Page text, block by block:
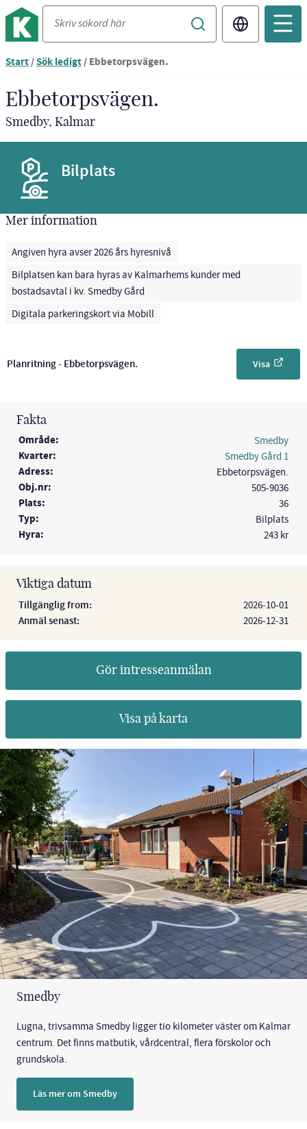
Translate
Start/Sök ledigt/Ebbetorpsvägen.
Ebbetorpsvägen.
Smedby, Kalmar
Bilplats
Mer information
Angiven hyra avser 2026 års hyresnivå
Bilplatsen kan bara hyras av Kalmarhems kunder med
bostadsavtal i kv. Smedby Gård
Digitala parkeringskort via Mobill
Planritning - Ebbetorpsvägen. Visa
Fakta
Område: Smedby
Kvarter: Smedby Gård 1
Adress: Ebbetorpsvägen.
Obj.nr: 505-9036
Plats: 36
Typ: Bilplats
Hyra: 243 kr
Viktiga datum
Tillgänglig from:
2026-10-01
Anmäl senast:
2026-12-31
Gör intresseanmälan
Visa på karta
Smedby
Lugna, trivsamma Smedby ligger tio kilometer väster om Kalmar
centrum. Det finns matbutik, vårdcentral, flera förskolor och
grundskola.
Läs mer om Smedby